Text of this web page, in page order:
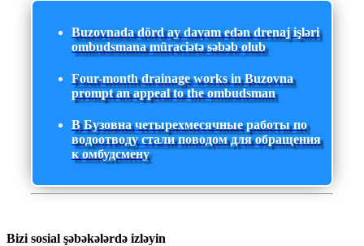
Buzovnada dörd ay davam edən drenaj işləri
ombudsmana müraciətə səbəb olub
Four-month drainage works in Buzovna
prompt an appeal to the ombudsman
В Бузовна четырехмесячные работы по
водоотводу стали поводом для обращения
к омбудсмену
Bizi sosial şəbəkələrdə izləyin